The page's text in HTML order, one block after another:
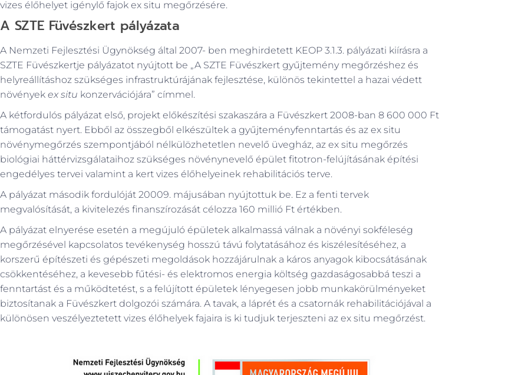
vizes élőhelyet igénylő fajok ex situ megőrzésére.
A SZTE Füvészkert pályázata
A Nemzeti Fejlesztési Ügynökség által 2007- ben meghirdetett KEOP 3.1.3. pályázati kiírásra a
SZTE Füvészkertje pályázatot nyújtott be „A SZTE Füvészkert gyűjtemény megőrzéshez és
helyreállításhoz szükséges infrastruktúrájának fejlesztése, különös tekintettel a hazai védett
növények ex situ konzervációjára” címmel.
A kétfordulós pályázat első, projekt előkészítési szakaszára a Füvészkert 2008-ban 8 600 000 Ft
támogatást nyert. Ebből az összegből elkészültek a gyűjteményfenntartás és az ex situ
növénymegőrzés szempontjából nélkülözhetetlen nevelő üvegház, az ex situ megőrzés
biológiai háttérvizsgálataihoz szükséges növénynevelő épület fitotron-felújításának építési
engedélyes tervei valamint a kert vizes élőhelyeinek rehabilitációs terve.
A pályázat második fordulóját 20009. májusában nyújtottuk be. Ez a fenti tervek
megvalósítását, a kivitelezés finanszírozását célozza 160 millió Ft értékben.
A pályázat elnyerése esetén a megújuló épületek alkalmassá válnak a növényi sokféleség
megőrzésével kapcsolatos tevékenység hosszú távú folytatásához és kiszélesítéséhez, a
korszerű építészeti és gépészeti megoldások hozzájárulnak a káros anyagok kibocsátásának
csökkentéséhez, a kevesebb fűtési- és elektromos energia költség gazdaságosabbá teszi a
fenntartást és a működtetést, s a felújított épületek lényegesen jobb munkakörülményeket
biztosítanak a Füvészkert dolgozói számára. A tavak, a láprét és a csatornák rehabilitációjával a
különösen veszélyeztetett vizes élőhelyek fajaira is ki tudjuk terjeszteni az ex situ megőrzést.